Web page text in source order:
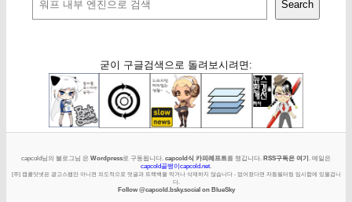
Search
굳이 구글검색으로 돌려보시려면:
capcold님의 블로그님 은 Wordpress로 구동됩니다. capcold식 카피레프트를 챙깁니다. RSS구독은 여기 . 메일은
capcold골뱅이capcold.net
[주] 캡콜닷넷은 광고스팸만 아니면 의도적으로 덧글과 트랙백을 막거나 삭제하지 않습니다 - 없어졌다면 자동필터링 임시함에 있을겁니
다.
Follow @capcold.bsky.social on BlueSky